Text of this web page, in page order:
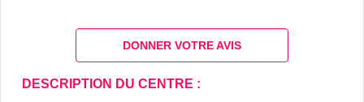
DONNER VOTRE AVIS
DESCRIPTION DU CENTRE :